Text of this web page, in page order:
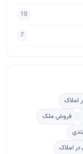
10
7
املاک
فروش ملک
املاک